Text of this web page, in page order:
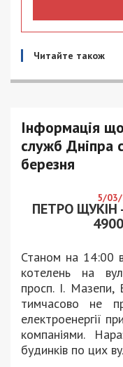
Читайте також
Інформація
служб Дніпра
березня
5/03/
ПЕТРО
Станом на 14:00
котелень на
просп. І. Мазепи,
тимчасово не
електроенергії
компаніями.
будинків по цих